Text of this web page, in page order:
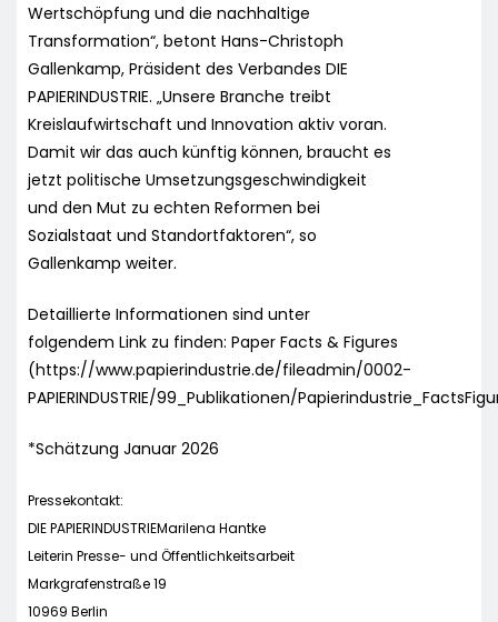
Wertschöpfung und die nachhaltige
Transformation“, betont Hans-Christoph
Gallenkamp, Präsident des Verbandes DIE
PAPIERINDUSTRIE. „Unsere Branche treibt
Kreislaufwirtschaft und Innovation aktiv voran.
Damit wir das auch künftig können, braucht es
jetzt politische Umsetzungsgeschwindigkeit
und den Mut zu echten Reformen bei
Sozialstaat und Standortfaktoren“, so
Gallenkamp weiter.
Detaillierte Informationen sind unter
folgendem Link zu finden: Paper Facts & Figures
(https://www.papierindustrie.de/fileadmin/0002-
PAPIERINDUSTRIE/99_Publikationen/
*Schätzung Januar 2026
Pressekontakt:
DIE PAPIERINDUSTRIEMarilena Hantke
Leiterin Presse- und Öffentlichkeitsarbeit
Markgrafenstraße 19
10969 Berlin